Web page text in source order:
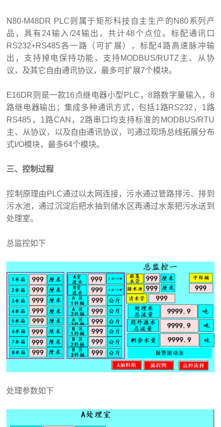
N80-M48DR PLC则属于矩形科技自主生产的N80系列产
品，具有24输入/24输出，共计48个点位。标配通讯口
RS232+RS485各一路（可扩展），标配4路高速脉冲输
出，支持掉电保持功能，支持MODBUS/RUTZ主、从协
议，及其它自由通讯协议，最多可扩展7个模块。
E16DR则是一款16点继电器小型PLC，8路数字量输入，8
路继电器输出；集成多种通讯方式，包括1路RS232，1路
RS485，1路CAN，2路串口均支持标准的MODBUS/RTU
主、从协议，以及自由通讯协议，可通过现场总线拓展分布
式I/O模块，最多64个模块。
三、控制过程
控制原理由PLC通过以太网连接，污水通过管路排污、排到
污水池，通过沉淀后把水抽到储水区再通过水泵把污水送到
处理室。
总监控如下
处理参数如下